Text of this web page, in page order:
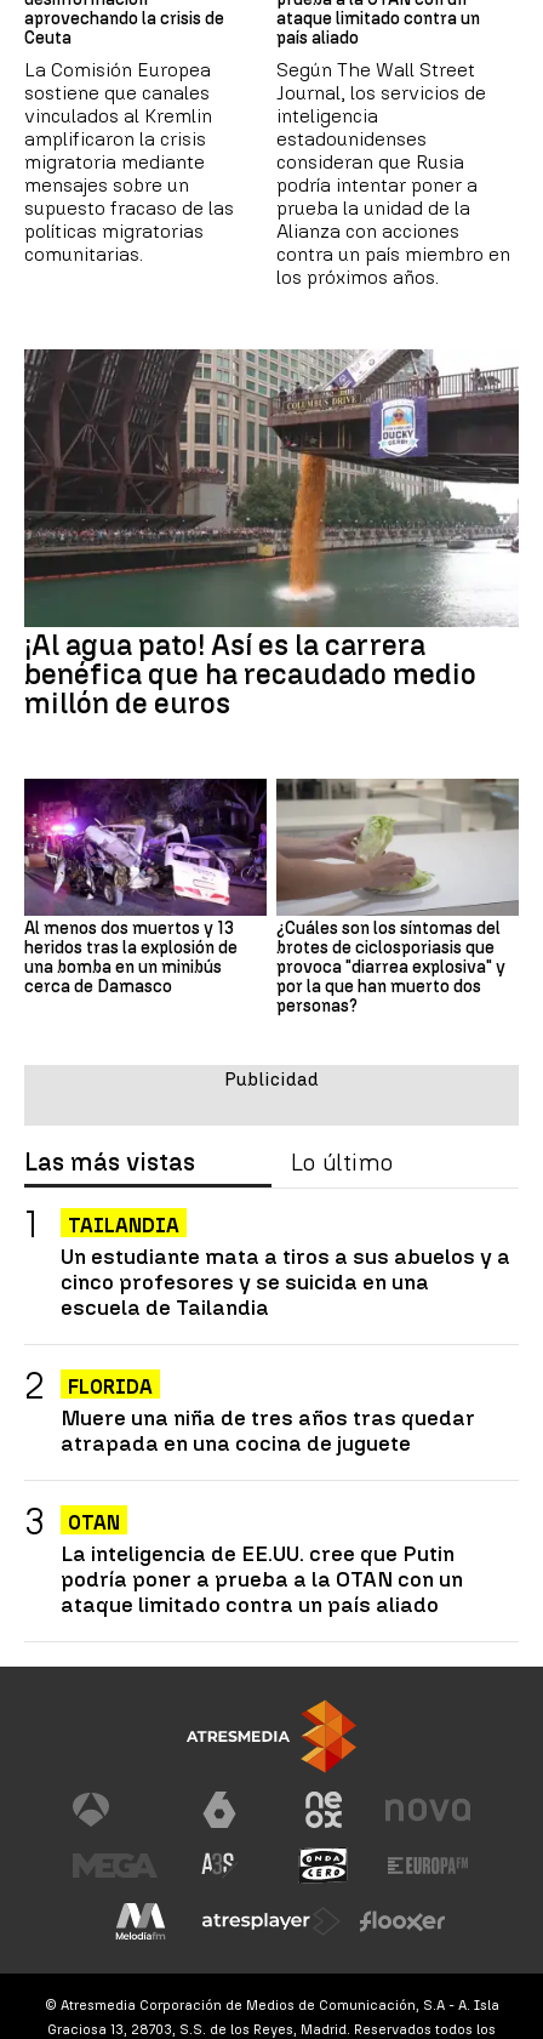
aprovechando la crisis de
Ceuta
La Comisión Europea
sostiene que canales
vinculados al Kremlin
amplificaron la crisis
migratoria mediante
mensajes sobre un
supuesto fracaso de las
políticas migratorias
comunitarias.
ataque limitado contra un
país aliado
Según The Wall Street
Journal, los servicios de
inteligencia
estadounidenses
consideran que Rusia
podría intentar poner a
prueba la unidad de la
Alianza con acciones
contra un país miembro en
los próximos años.
¡Al agua pato! Así es la carrera
benéfica que ha recaudado medio
millón de euros
Al menos dos muertos y 13
heridos tras la explosión de
una bomba en un minibús
cerca de Damasco
¿Cuáles son los síntomas del
brotes de ciclosporiasis que
provoca "diarrea explosiva" y
por la que han muerto dos
personas?
Las más vistas Lo último
TAILANDIA
Un estudiante mata a tiros a sus abuelos y a
cinco profesores y se suicida en una
escuela de Tailandia
FLORIDA
Muere una niña de tres años tras quedar
atrapada en una cocina de juguete
OTAN
La inteligencia de EE.UU. cree que Putin
podría poner a prueba a la OTAN con un
ataque limitado contra un país aliado
© Atresmedia Corporación de Medios de Comunicación, S.A - A. Isla
Graciosa 13, 28703, S.S. de los Reyes, Madrid. Reservados todos los